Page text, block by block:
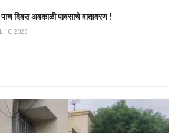
पाच दिवस अवकाळी पावसाचे वातावरण !
10, 2023